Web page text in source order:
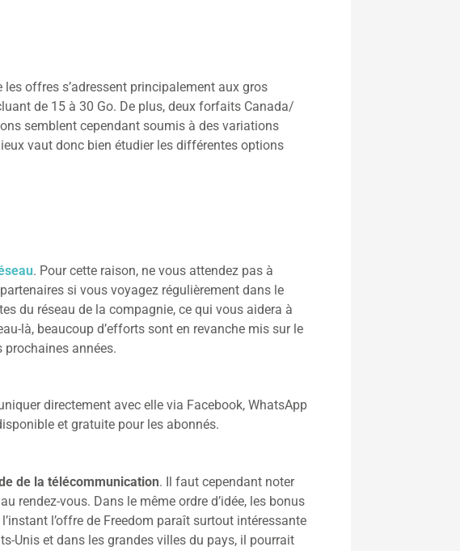
offres s’adressent principalement aux gros
de 15 à 30 Go. De plus, deux forfaits Canada/
semblent cependant soumis à des variations
vaut donc bien étudier les différentes options
. Pour cette raison, ne vous attendez pas à
si vous voyagez régulièrement dans le
du réseau de la compagnie, ce qui vous aidera à
là, beaucoup d’efforts sont en revanche mis sur le
prochaines années.
directement avec elle via Facebook, WhatsApp
et gratuite pour les abonnés.
de la télécommunication. Il faut cependant noter
rendez-vous. Dans le même ordre d’idée, les bonus
l’offre de Freedom paraît surtout intéressante
Unis et dans les grandes villes du pays, il pourrait